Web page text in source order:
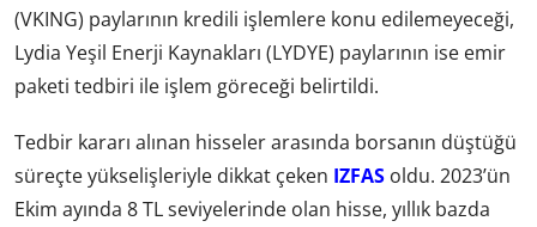
(VKING) paylarının kredili işlemlere konu edilemeyeceği,
Lydia Yeşil Enerji Kaynakları (LYDYE) paylarının ise emir
paketi tedbiri ile işlem göreceği belirtildi.
Tedbir kararı alınan hisseler arasında borsanın düştüğü
süreçte yükselişleriyle dikkat çeken IZFAS oldu. 2023’ün
Ekim ayında 8 TL seviyelerinde olan hisse, yıllık bazda